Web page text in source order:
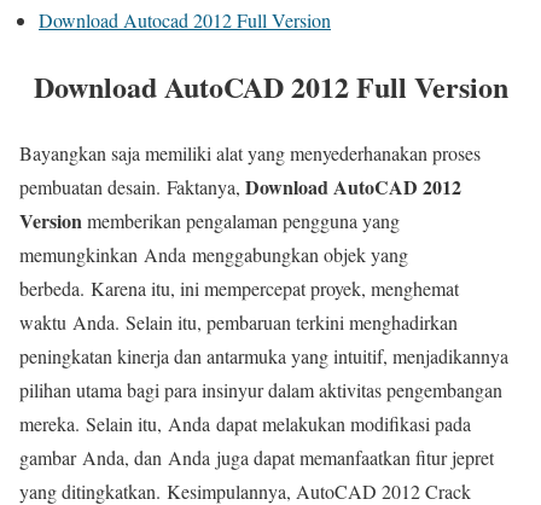
Download Autocad 2012 Full Version
Download AutoCAD 2012 Full Version
Bayangkan saja memiliki alat yang menyederhanakan proses
pembuatan desain. Faktanya, Download AutoCAD 2012
Versionmemberikan pengalaman pengguna yang
memungkinkan Anda menggabungkan objek yang
berbeda. Karena itu, ini mempercepat proyek, menghemat
waktu Anda. Selain itu, pembaruan terkini menghadirkan
peningkatan kinerja dan antarmuka yang intuitif, menjadikannya
pilihan utama bagi para insinyur dalam aktivitas pengembangan
mereka. Selain itu, Anda dapat melakukan modifikasi pada
gambar Anda, dan Anda juga dapat memanfaatkan fitur jepret
yang ditingkatkan. Kesimpulannya, AutoCAD 2012 Crack